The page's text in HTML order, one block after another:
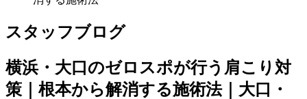
スタッフブログ
横浜・大口のゼロスポが行う肩こり対
策｜根本から解消する施術法｜大口・